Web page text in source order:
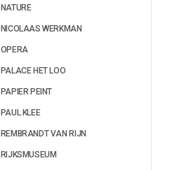
NATURE
NICOLAAS WERKMAN
OPERA
PALACE HET LOO
PAPIER PEINT
PAUL KLEE
REMBRANDT VAN RIJN
RIJKSMUSEUM